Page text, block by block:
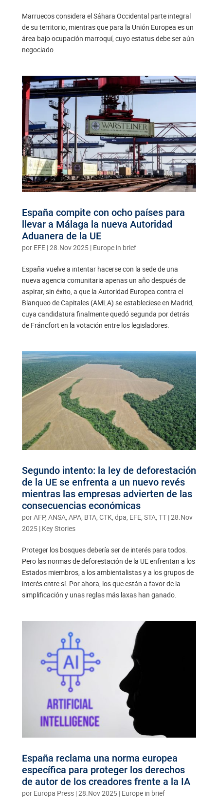
Marruecos considera el Sáhara Occidental parte integral
de su territorio, mientras que para la Unión Europea es un
área bajo ocupación marroquí, cuyo estatus debe ser aún
negociado.
España compite con ocho países para
llevar a Málaga la nueva Autoridad
Aduanera de la UE
por EFE|28.Nov 2025| Europe in brief
España vuelve a intentar hacerse con la sede de una
nueva agencia comunitaria apenas un año después de
aspirar, sin éxito, a que la Autoridad Europea contra el
Blanqueo de Capitales (AMLA) se estableciese en Madrid,
cuya candidatura finalmente quedó segunda por detrás
de Fráncfort en la votación entre los legisladores.
Segundo intento: la ley de deforestación
de la UE se enfrenta a un nuevo revés
mientras las empresas advierten de las
consecuencias económicas
porAFP, ANSA, APA, BTA, CTK, dpa, EFE, STA, TT|28.Nov
2025| Key Stories
Proteger los bosques debería ser de interés para todos.
Pero las normas de deforestación de la UE enfrentan a los
Estados miembros, a los ambientalistas y a los grupos de
interés entre sí. Por ahora, los que están a favor de la
simplificación y unas reglas más laxas han ganado.
España reclama una norma europea
específica para proteger los derechos
de autor de los creadores frente a la IA
por Europa Press|28.Nov 2025| Europe in brief